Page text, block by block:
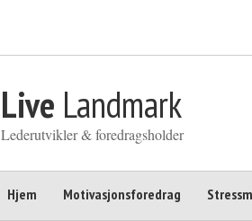
Live Landmark
Lederutvikler & foredragsholder
Hjem Motivasjonsforedrag